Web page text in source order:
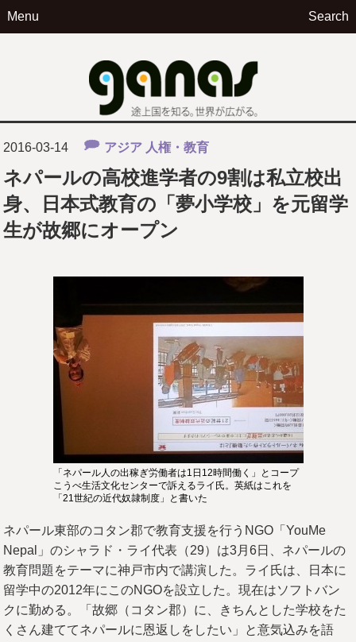
Menu Search
2016-03-14 アジア 人権・教育
ネパールの高校進学者の9割は私立校出
身、日本式教育の「夢小学校」を元留学
生が故郷にオープン
「ネパール人の出稼ぎ労働者は1日12時間働く」とコープ
こうべ生活文化センターで訴えるライ氏。英紙はこれを
「21世紀の近代奴隷制度」と書いた
ネパール東部のコタン郡で教育支援を行うNGO「YouMe
Nepal」のシャラド・ライ代表（29）は3月6日、ネパールの
教育問題をテーマに神戸市内で講演した。ライ氏は、日本に
留学中の2012年にこのNGOを設立した。現在はソフトバン
クに勤める。「故郷（コタン郡）に、きちんとした学校をた
くさん建ててネパールに恩返しをしたい」と意気込みを語